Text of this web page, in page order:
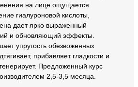
на лице ощущается
гиалуроновой кислоты,
дает ярко выраженный
и обновляющий эффекты.
упругость обезвоженных
прибавляет гладкости и
Предложенный курс
2,5-3,5 месяца.